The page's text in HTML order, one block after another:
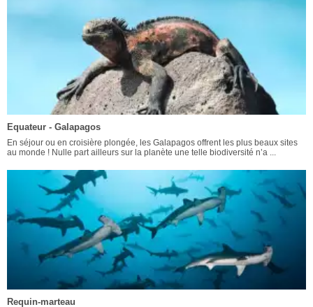
Equateur - Galapagos
En séjour ou en croisière plongée, les Galapagos offrent les plus beaux sites
au monde ! Nulle part ailleurs sur la planète une telle biodiversité n’a ...
Requin-marteau